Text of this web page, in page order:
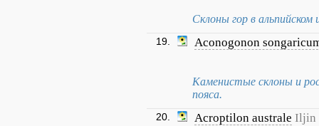
Склоны гор в альпийском
19. Aconogonon
Каменистые склоны и
пояса.
20. Acroptilon australe Iljin